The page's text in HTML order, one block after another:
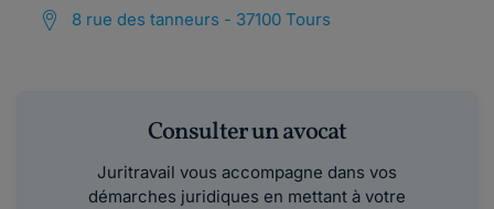
8 rue des tanneurs - 37100 Tours
Consulter un avocat
Juritravail vous accompagne dans vos
démarches juridiques en mettant à votre